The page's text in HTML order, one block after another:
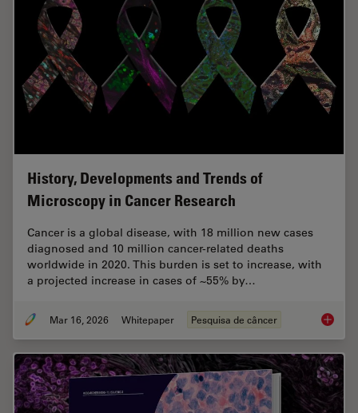
History, Developments and Trends of
Microscopy in Cancer Research
Cancer is a global disease, with 18 million new cases
diagnosed and 10 million cancer-related deaths
worldwide in 2020. This burden is set to increase, with
a projected increase in cases of ~55% by…
Mar 16, 2026 Whitepaper Pesquisa de câncer